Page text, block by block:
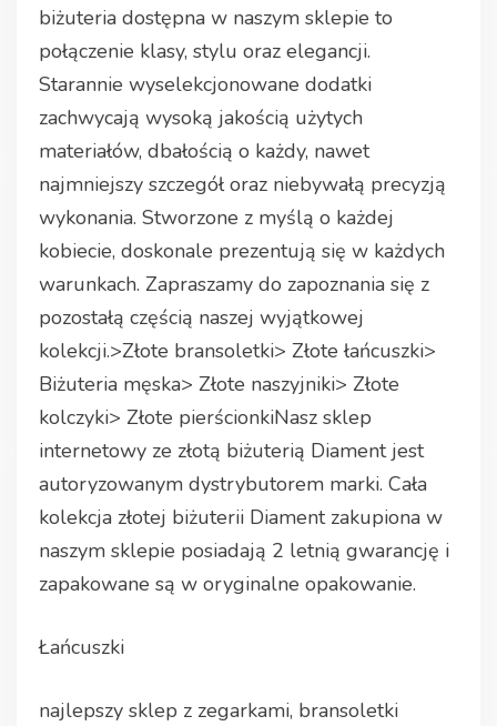
biżuteria dostępna w naszym sklepie to
połączenie klasy, stylu oraz elegancji.
Starannie wyselekcjonowane dodatki
zachwycają wysoką jakością użytych
materiałów, dbałością o każdy, nawet
najmniejszy szczegół oraz niebywałą precyzją
wykonania. Stworzone z myślą o każdej
kobiecie, doskonale prezentują się w każdych
warunkach. Zapraszamy do zapoznania się z
pozostałą częścią naszej wyjątkowej
kolekcji.>Złote bransoletki> Złote łańcuszki>
Biżuteria męska> Złote naszyjniki> Złote
kolczyki> Złote pierścionkiNasz sklep
internetowy ze złotą biżuterią Diament jest
autoryzowanym dystrybutorem marki. Cała
kolekcja złotej biżuterii Diament zakupiona w
naszym sklepie posiadają 2 letnią gwarancję i
zapakowane są w oryginalne opakowanie.
Łańcuszki
najlepszy sklep z zegarkami, bransoletki